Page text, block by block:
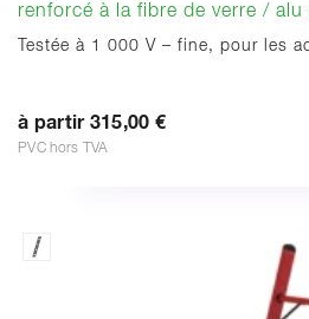
renforcé à la fibre de verre / alu
Testée à 1 000 V – fine, pour les
à partir 315,00 €
PVC hors TVA